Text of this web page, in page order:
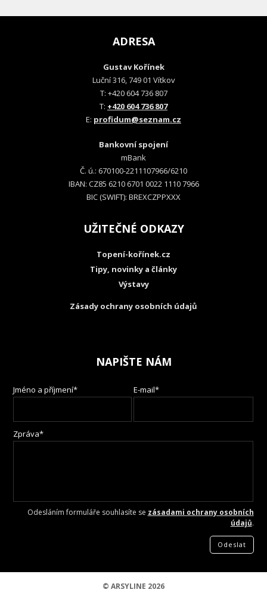
ADRESA
Gustav Kořínek
Luční 316, 749 01 Vítkov
T: +420 604 736 807
T: +420 604 736 807
E: profidum@seznam.cz
Bankovní spojení
mBank
Č. ú.: 670100-2211107966/6210
IBAN: CZ85 6210 6701 0022 1110 7966
BIC (SWIFT): BREXCZPPXXX
UŽITEČNÉ ODKAZY
Topení-kořínek.cz
Tipy, novinky a články
Výstavy
Zásady ochrany osobních údajů
NAPIŠTE NÁM
Jméno a příjmení* E-mail*
Zpráva*
Odesláním formuláře souhlasíte se zásadami ochrany osobních
údajů.
Odeslat
© ARSYLINE 2026